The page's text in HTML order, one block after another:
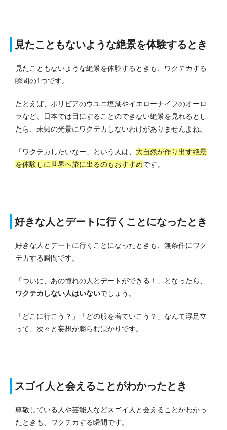
見たこともないような絶景を体験するとき
見たこともないような絶景を体験するときも、ワクテカする
瞬間の1つです。
たとえば、ボリビアのウユニ塩湖やイエローナイフのオーロ
ラなど、日本では目にすることのできない絶景を見れるとし
たら、未知の光景にワクテカしないわけがありませんよね。
「ワクテカしたいなー」という人は、 大自然が作り出す絶景
を体験しに世界へ旅に出るのもおすすめです。
好きな人とデートに行くことになったとき
好きな人とデートに行くことになったときも、無条件にワク
テカする瞬間です。
「ついに、あの憧れの人とデートができる！」となったら、
ワクテカしない人はいないでしょう。
「どこに行こう？」「どの服を着ていこう？」なんて浮足立
って、次々と妄想が膨らむばかりです。
スゴイ人と会えることがわかったとき
尊敬している人や芸能人などスゴイ人と会えることがわかっ
たときも、ワクテカする瞬間です。